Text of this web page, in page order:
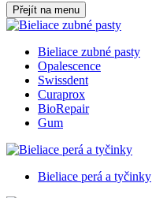
Přejít na menu
Bieliace zubné pasty
Opalescence
Swissdent
Curaprox
BioRepair
Gum
Bieliace perá a tyčinky